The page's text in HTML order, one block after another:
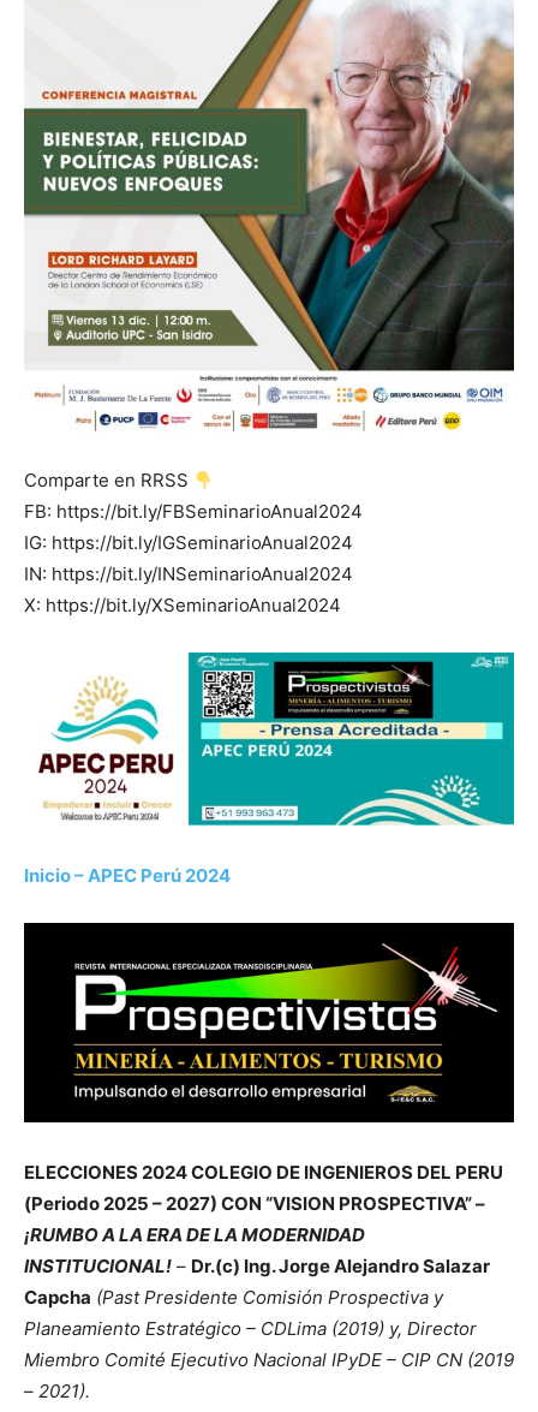
Comparte en RRSS
FB: https://bit.ly/FBSeminarioAnual2024
IG: https://bit.ly/IGSeminarioAnual2024
IN: https://bit.ly/INSeminarioAnual2024
X: https://bit.ly/XSeminarioAnual2024
Inicio – APEC Perú 2024
ELECCIONES 2024 COLEGIO DE INGENIEROS DEL PERU
(Periodo 2025 – 2027) CON “VISION PROSPECTIVA” –
¡RUMBO A LA ERA DE LA MODERNIDAD
INSTITUCIONAL! – Dr.(c) Ing. Jorge Alejandro Salazar
Capcha (Past Presidente Comisión Prospectiva y
Planeamiento Estratégico – CDLima (2019) y, Director
Miembro Comité Ejecutivo Nacional IPyDE – CIP CN (2019
– 2021).